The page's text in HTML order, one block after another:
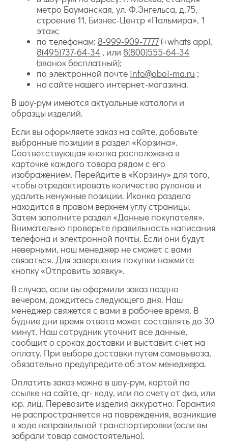
метро Бауманская, ул. Ф.Энгельса, д.75,
строение 11, Бизнес-Центр «Пальмира», 1
этаж;
по телефонам: 8-999-909-7777(+whats app),
8(495)737-64-34 , или 8(800)555-64-34
(звонок бесплатный);
по электронной почте info@oboi-ma.ru ;
на сайте нашего интернет-магазина.
В шоу-рум имеются актуальные каталоги и
образцы изделий.
Если вы оформляете заказ на сайте, добавьте
выбранные позиции в раздел «Корзина».
Соответствующая кнопка расположена в
карточке каждого товара рядом с его
изображением. Перейдите в «Корзину» для того,
чтобы отредактировать количество рулонов и
удалить ненужные позиции. Иконка раздела
находится в правом верхнем углу страницы.
Затем заполните раздел «Данные покупателя».
Внимательно проверьте правильность написания
телефона и электронной почты. Если они будут
неверными, наш менеджер не сможет с вами
связаться. Для завершения покупки нажмите
кнопку «Отправить заявку».
В случае, если вы оформили заказ поздно
вечером, дождитесь следующего дня. Наш
менеджер свяжется с вами в рабочее время. В
будние дни время ответа может составлять до 30
минут. Наш сотрудник уточнит все данные,
сообщит о сроках доставки и выставит счет на
оплату. При выборе доставки путем самовывоза,
обязательно предупредите об этом менеджера.
Оплатить заказ можно в шоу-рум, картой по
ссылке на сайте, qr- коду, или по счету от физ, или
юр. лиц. Перевозите изделия аккуратно. Гарантия
не распространяется на повреждения, возникшие
в ходе неправильной транспортировки (если вы
забрали товар самостоятельно).